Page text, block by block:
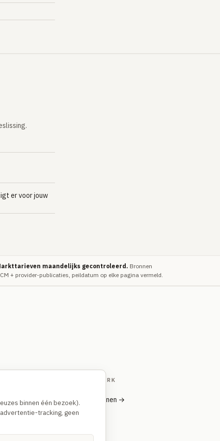
er voor jouw
maandelijks gecontroleerd. Bronnen
+ provider-publicaties, peildatum op elke pagina vermeld.
TRUSTUSFIX-NETWERK
TrustusFix · Vakmannen →
Oplichting melden
Spoedhulp vakman
binnen één bezoek).
tracking, geen